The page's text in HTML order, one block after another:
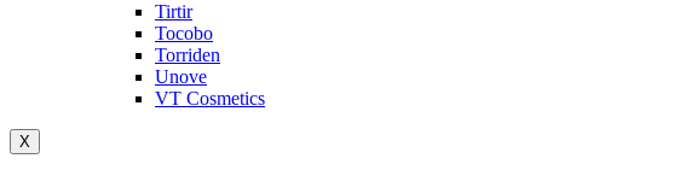
Tirtir
Tocobo
Torriden
Unove
VT Cosmetics
X